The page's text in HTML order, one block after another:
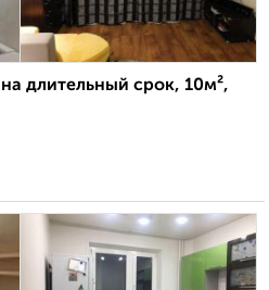
длительный срок, 10м²,